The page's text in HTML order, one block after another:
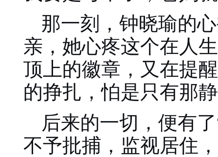
那一刻，钟晓瑜的
亲，她心疼这个在人
顶上的徽章，又在提
的挣扎，怕是只有那
后来的一切，便有
不予批捕，监视居住